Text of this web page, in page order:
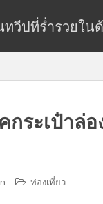
ทวีปที่ร่ำรวยใน
ระเป๋าล่
ท่องเที่ยว